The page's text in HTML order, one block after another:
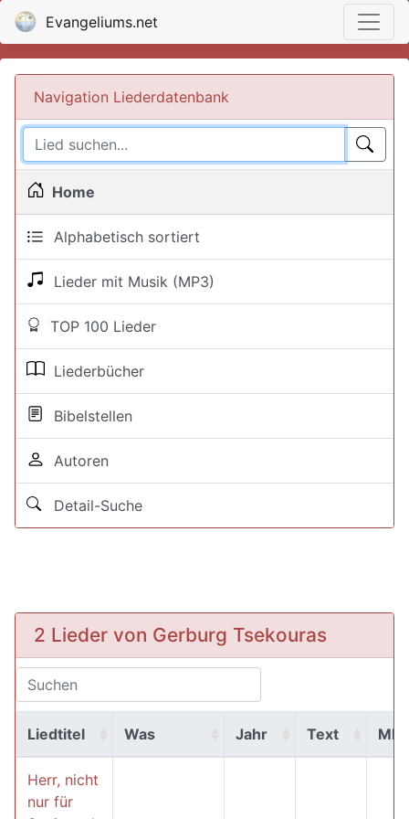
Evangeliums.net
Navigation Liederdatenbank
Home
Alphabetisch sortiert
Lieder mit Musik (MP3)
TOP 100 Lieder
Liederbücher
Bibelstellen
Autoren
Detail-Suche
2 Lieder von Gerburg Tsekouras
Liedtitel Was Jahr Text
Herr, nicht
nur für